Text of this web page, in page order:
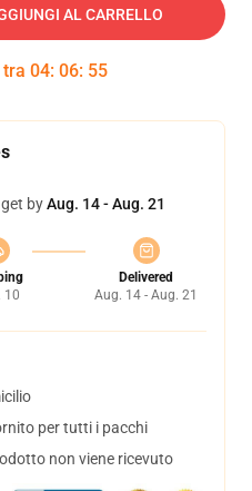
AL CARRELLO
04: 06: 54
byAug. 14 - Aug. 21
10
Delivered
Aug. 14 - Aug. 21
per tutti i pacchi
non viene ricevuto